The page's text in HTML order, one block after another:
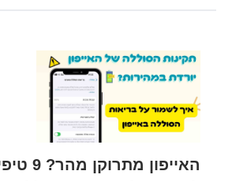
האייפון